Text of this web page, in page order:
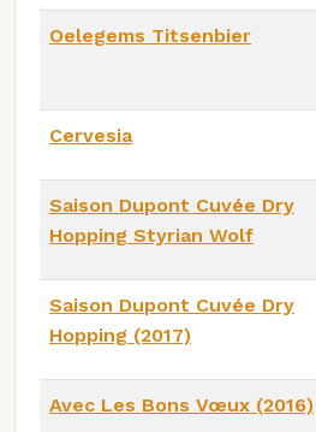
Oelegems Titsenbier
Cervesia
Saison Dupont Cuvée Dry
Hopping Styrian Wolf
Saison Dupont Cuvée Dry
Hopping (2017)
Avec Les Bons Vœux (2016)